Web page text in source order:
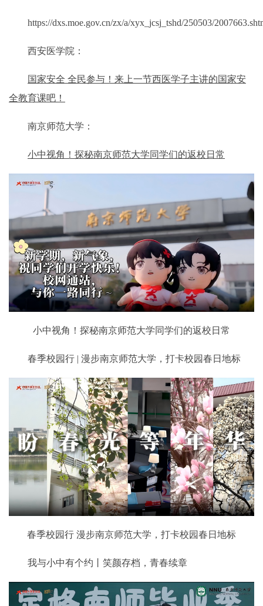
https://dxs.moe.gov.cn/zx/a/xyx_jcsj_tshd/250503/
西安医学院：
国家安全 全民参与！来上一节西医学子主讲的国家安
全教育课吧！
南京师范大学：
小中视角！探秘南京师范大学同学们的返校日常
小中视角！探秘南京师范大学同学们的返校日常
春季校园行 | 漫步南京师范大学，打卡校园春日地标
春季校园行 漫步南京师范大学，打卡校园春日地标
我与小中有个约丨笑颜存档，青春续章